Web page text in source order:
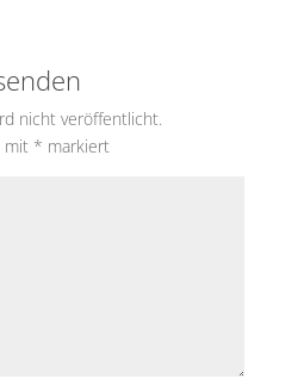
nicht veröffentlicht.
mit * markiert